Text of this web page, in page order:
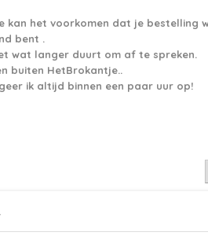
geschikt voor grootschalige
chunky sjaals of
zacht en aaibaar en
comfort in elk project.
met 8.00mm naalden meet 10 x
40°C
kan het voorkomen dat je bestelling
bent .
wat langer duurt om af te spreken.
buiten HetBrokantje..
ik altijd binnen een paar uur op!